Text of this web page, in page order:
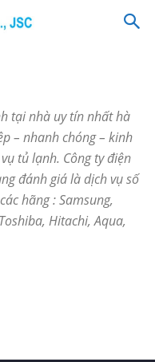
tại nhà uy tín nhất hà
– nhanh chóng – kinh
tủ lạnh. Công ty điện
đánh giá là dịch vụ số
hãng : Samsung,
Hitachi, Aqua,